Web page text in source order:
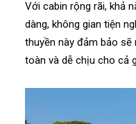
Với cabin rộng rãi, khả
dàng, không gian tiện
thuyền này đảm bảo sẽ
toàn và dễ chịu cho cả